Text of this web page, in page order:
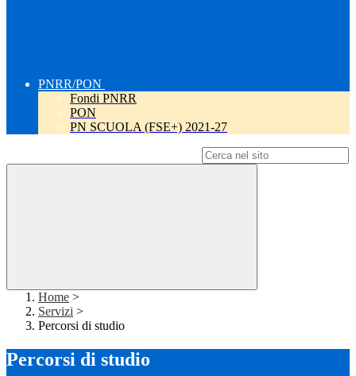
PNRR/PON
Fondi PNRR
PON
PN SCUOLA (FSE+) 2021-27
Home >
Servizi >
Percorsi di studio
Percorsi di studio